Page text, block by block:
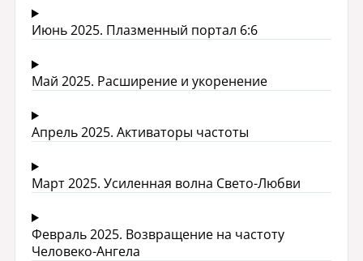
Июнь 2025. Плазменный портал 6:6
Май 2025. Расширение и укоренение
Апрель 2025. Активаторы частоты
Март 2025. Усиленная волна Свето-Любви
Февраль 2025. Возвращение на частоту
Человеко-Ангела